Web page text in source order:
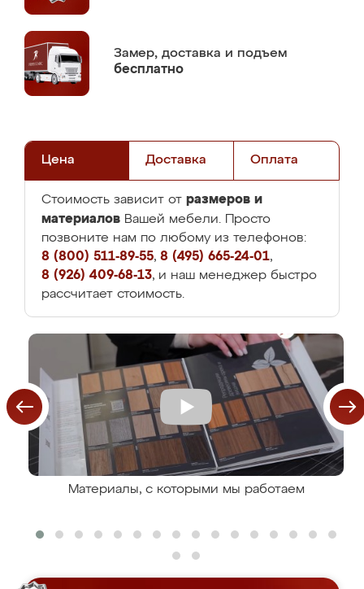
Замер, доставка и подъем
бесплатно
Цена Доставка Оплата
Стоимость зависит от размеров и
материалов Вашей мебели. Просто
позвоните нам по любому из телефонов:
8 (800) 511-89-55, 8 (495) 665-24-01,
8 (926) 409-68-13, и наш менеджер быстро
рассчитает стоимость.
Материалы, с которыми мы работаем